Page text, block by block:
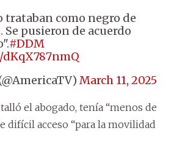
trataban como negro de
pusieron de acuerdo
#DDM
March 11, 2025
el abogado, tenía “menos de
difícil acceso “para la movilidad